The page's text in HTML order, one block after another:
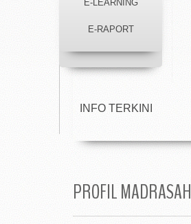
LOKASI
STRUKTUR
E-LEARNING
E-RAPORT
GALLERY
PPDB
INFO TERKINI
PROFIL MADRASAH